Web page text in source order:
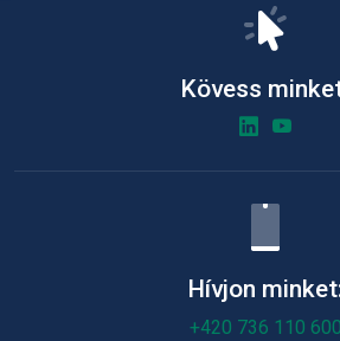
Kövess
Hívjon
+420 736 110 600